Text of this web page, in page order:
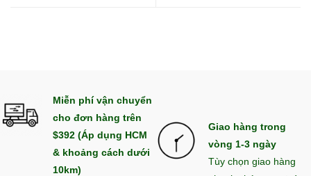
Miễn phí vận chuyển
cho đơn hàng trên
$392 (Áp dụng HCM
& khoảng cách dưới
10km)
Giao hàng trong
vòng 1-3 ngày
Tùy chọn giao hàng